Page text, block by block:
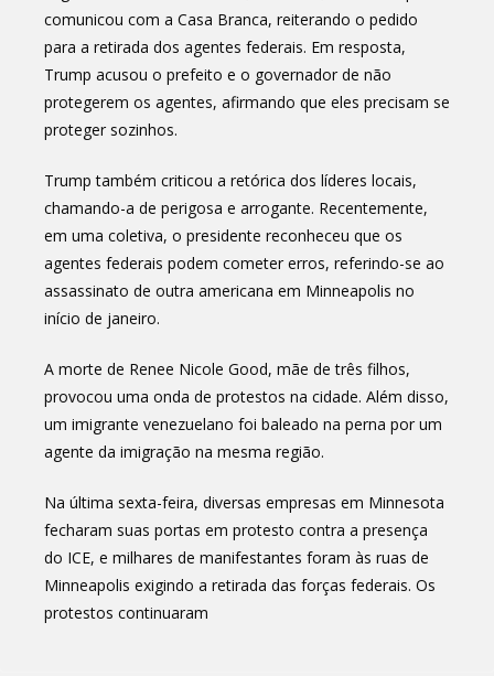
comunicou com a Casa Branca, reiterando o pedido
para a retirada dos agentes federais. Em resposta,
Trump acusou o prefeito e o governador de não
protegerem os agentes, afirmando que eles precisam se
proteger sozinhos.
Trump também criticou a retórica dos líderes locais,
chamando-a de perigosa e arrogante. Recentemente,
em uma coletiva, o presidente reconheceu que os
agentes federais podem cometer erros, referindo-se ao
assassinato de outra americana em Minneapolis no
início de janeiro.
A morte de Renee Nicole Good, mãe de três filhos,
provocou uma onda de protestos na cidade. Além disso,
um imigrante venezuelano foi baleado na perna por um
agente da imigração na mesma região.
Na última sexta-feira, diversas empresas em Minnesota
fecharam suas portas em protesto contra a presença
do ICE, e milhares de manifestantes foram às ruas de
Minneapolis exigindo a retirada das forças federais. Os
protestos continuaram